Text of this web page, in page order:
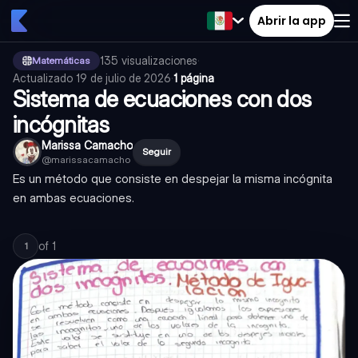
Abrir la app
Matemáticas 135 visualizaciones·
Actualizado 19 de julio de 2026·1 página
Sistema de ecuaciones con dos
incógnitas
Marissa Camacho
@marissacamacho
Seguir
Es un método que consiste en despejar la misma incógnita
en ambas ecuaciones.
1 of 1